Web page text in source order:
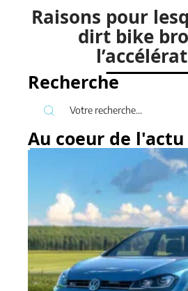
Raisons pour
dirt bike
Recherche
Au coeur de l'actu